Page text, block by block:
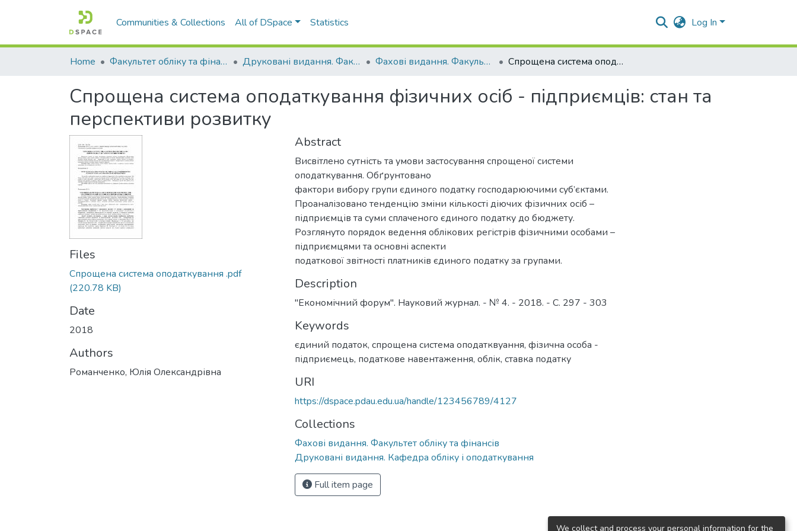
Communities & Collections All of DSpace Statistics Log In
Home Факультет обліку та фінансів Друковані видання. Факультет обліку та фінансів Фахові видання. Факультет обліку та фінансів Спрощена система оподаткування фізичних осіб - підприємців: стан та перспективи розвитку
Спрощена система оподаткування фізичних осіб - підприємців: стан та
перспективи розвитку
Files
Спрощена система оподаткування .pdf
(220.78 KB)
Date
2018
Authors
Романченко, Юлія Олександрівна
Abstract
Висвітлено сутність та умови застосування спрощеної системи
оподаткування. Обґрунтовано
фактори вибору групи єдиного податку господарюючими суб’єктами.
Проаналізовано тенденцію зміни кількості діючих фізичних осіб –
підприємців та суми сплаченого єдиного податку до бюджету.
Розглянуто порядок ведення облікових регістрів фізичними особами –
підприємцями та основні аспекти
податкової звітності платників єдиного податку за групами.
Description
"Економічний форум". Науковий журнал. - № 4. - 2018. - С. 297 - 303
Keywords
єдиний податок, спрощена система оподатквуання, фізична особа -
підприємець, податкове навентаження, облік, ставка податку
URI
https://dspace.pdau.edu.ua/handle/123456789/4127
Collections
Фахові видання. Факультет обліку та фінансів
Друковані видання. Кафедра обліку і оподаткування
Full item page
We collect and process your personal information for the